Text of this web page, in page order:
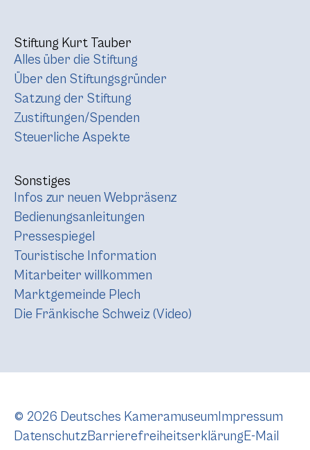
Stiftung Kurt Tauber
Alles über die Stiftung
Über den Stiftungsgründer
Satzung der Stiftung
Zustiftungen/Spenden
Steuerliche Aspekte
Sonstiges
Infos zur neuen Webpräsenz
Bedienungsanleitungen
Pressespiegel
Touristische Information
Mitarbeiter willkommen
Marktgemeinde Plech
Die Fränkische Schweiz (Video)
© 2026 Deutsches KameramuseumImpressum
DatenschutzBarrierefreiheitserklärungE-Mail